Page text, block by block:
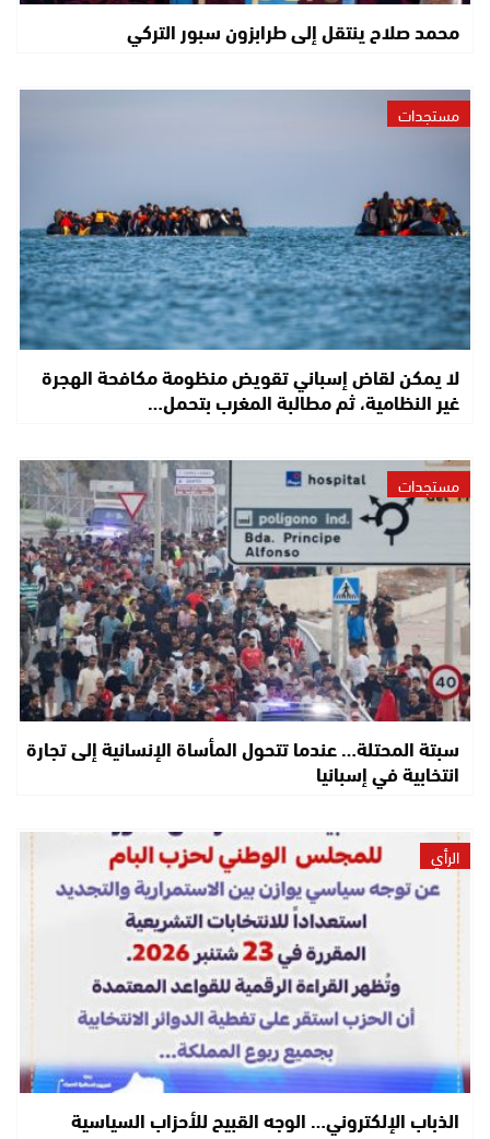
محمد صلاح ينتقل إلى طرابزون سبور التركي
مستجدات
لا يمكن لقاض إسباني تقويض منظومة مكافحة الهجرة
غير النظامية، ثم مطالبة المغرب بتحمل…
مستجدات
سبتة المحتلة… عندما تتحول المأساة الإنسانية إلى تجارة
انتخابية في إسبانيا
الرأي
الذباب الإلكتروني… الوجه القبيح للأحزاب السياسية